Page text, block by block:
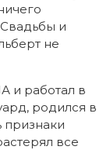
и
не
и работал в
родился в
признаки
все